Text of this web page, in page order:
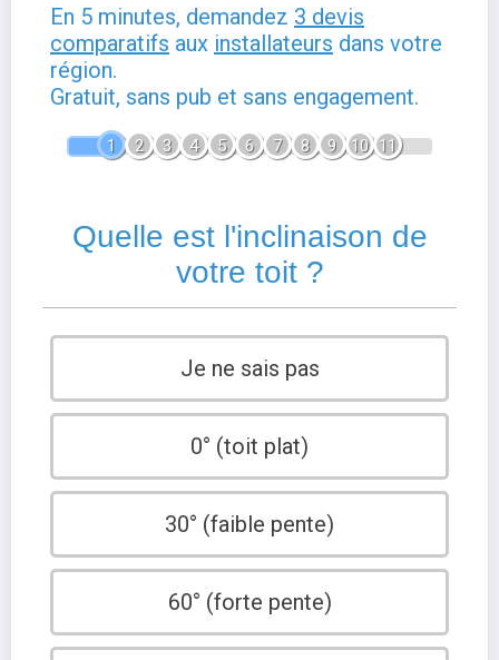
En 5 minutes, demandez 3 devis
comparatifs aux installateurs dans votre
région.
Gratuit, sans pub et sans engagement.
1 2 3 4 5 6 7 8 9 10 11
Quelle est l'inclinaison de
votre toit ?
Je ne sais pas
0° (toit plat)
30° (faible pente)
60° (forte pente)